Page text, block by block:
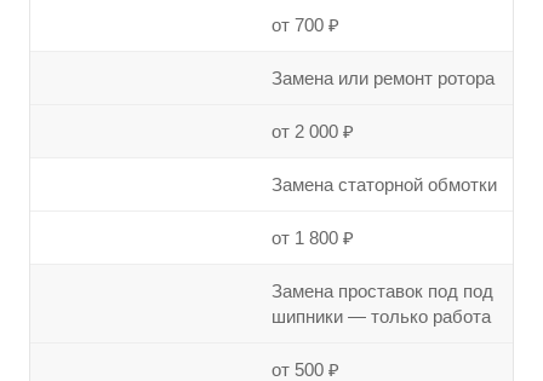
от 700 ₽
Замена или ремонт ротора
от 2 000 ₽
Замена статорной обмотки
от 1 800 ₽
Замена проставок под под
шипники — только работа
от 500 ₽